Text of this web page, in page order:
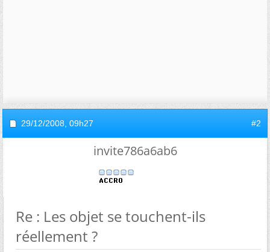
29/12/2008, 09h27 #2
invite786a6ab6
Re : Les objet se touchent-ils
réellement ?